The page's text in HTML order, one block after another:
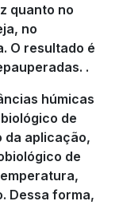
quanto no
no
O resultado é
.
húmicas
de
da aplicação,
de
Dessa forma,